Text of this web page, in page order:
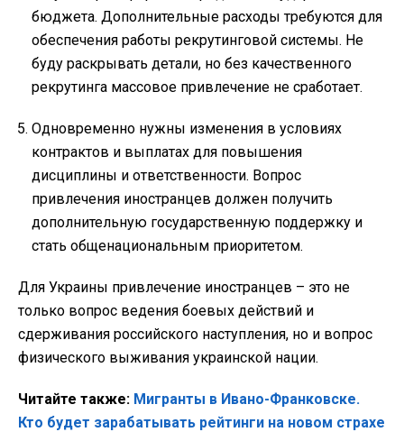
бюджета. Дополнительные расходы требуются для
обеспечения работы рекрутинговой системы. Не
буду раскрывать детали, но без качественного
рекрутинга массовое привлечение не сработает.
Одновременно нужны изменения в условиях
контрактов и выплатах для повышения
дисциплины и ответственности. Вопрос
привлечения иностранцев должен получить
дополнительную государственную поддержку и
стать общенациональным приоритетом.
Для Украины привлечение иностранцев – это не
только вопрос ведения боевых действий и
сдерживания российского наступления, но и вопрос
физического выживания украинской нации.
Читайте также: Мигранты в Ивано-Франковске.
Кто будет зарабатывать рейтинги на новом страхе